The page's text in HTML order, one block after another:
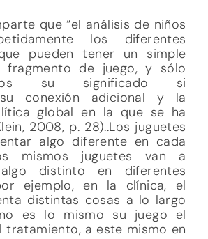
que “el análisis de niños
los diferentes
pueden tener un simple
fragmento de juego, y sólo
su significado si
conexión adicional y la
global en la que se ha
2008, p. 28)..Los juguetes
algo diferente en cada
mismos juguetes van a
distinto en diferentes
ejemplo, en la clínica, el
distintas cosas a lo largo
es lo mismo su juego el
tratamiento, a este mismo en